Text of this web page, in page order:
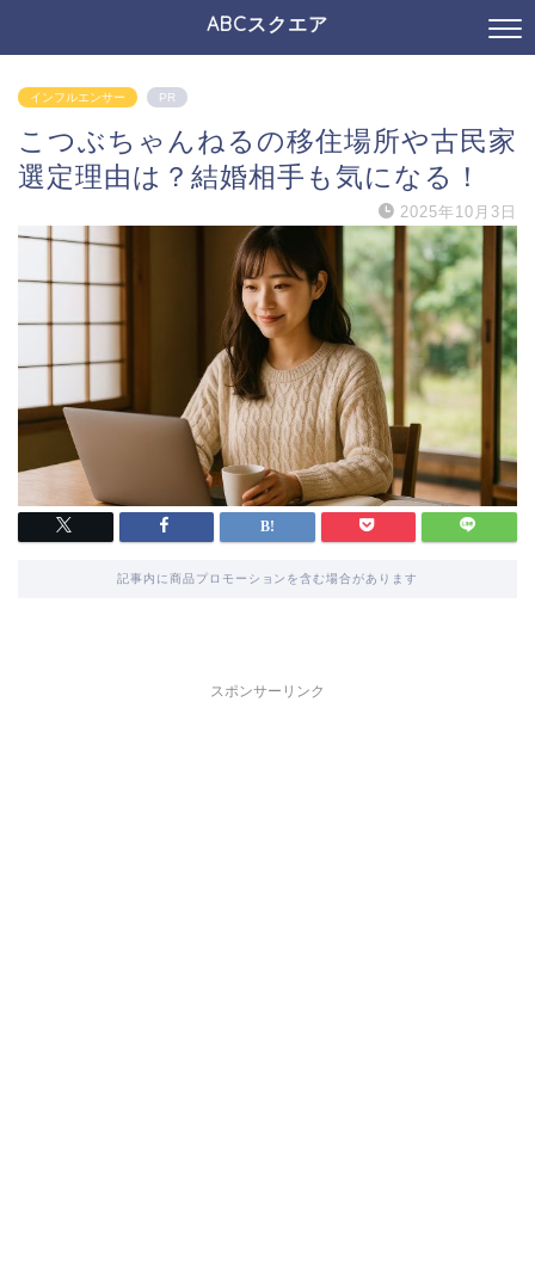
ABCスクエア
インフルエンサー PR
こつぶちゃんねるの移住場所や古民家
選定理由は？結婚相手も気になる！
2025年10月3日
記事内に商品プロモーションを含む場合があります
スポンサーリンク